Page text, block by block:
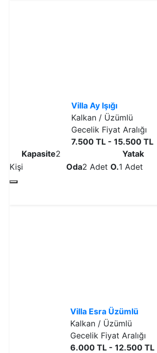
Villa Ay Işığı
Kalkan / Üzümlü
Gecelik Fiyat Aralığı
7.500 TL - 15.500 TL
Kapasite2
Kişi
Oda2 Adet
Yatak
O.1 Adet
Villa Esra Üzümlü
Kalkan / Üzümlü
Gecelik Fiyat Aralığı
6.000 TL - 12.500 TL